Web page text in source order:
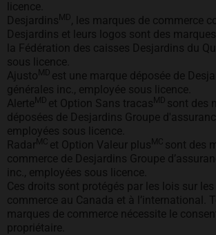
licence.
Desjardins MD, les marques de commerce
Desjardins et leurs logos sont des
la Fédération des caisses Desjardins du
sous licence.
Ajusto MD est une marque déposée de
générales inc., employée sous licence.
Alerte MD et Option Sans tracas MD sont des
déposées de Desjardins Groupe
employées sous licence.
Radar MC et Option Valeur plus MC sont des
commerce de Desjardins Groupe
inc., employées sous licence.
Ces droits sont protégés par les lois sur
commerce au Canada et à l’international.
marques de commerce nécessite le
propriétaire.